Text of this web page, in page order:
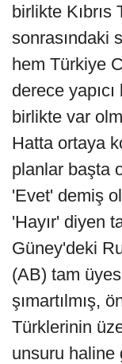
birlikte Kıbrıs
sonrasındaki
hem Türkiye
derece
birlikte var
Hatta ortaya
planlar başta
'Evet' demiş
'Hayır' diyen
Güney'deki
(AB) tam
şımartılmış,
Türklerinin
unsuru haline